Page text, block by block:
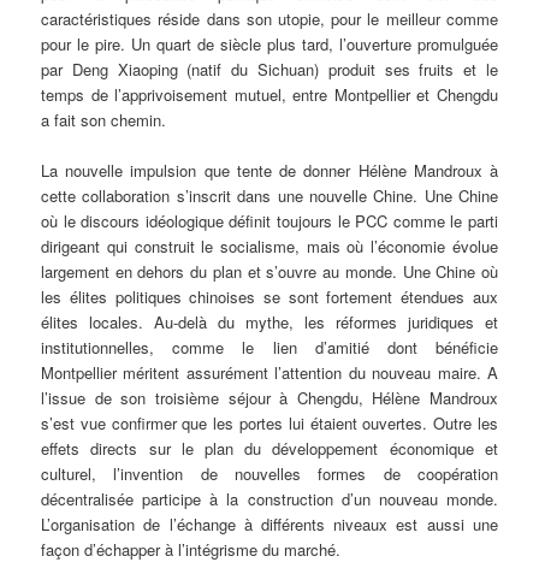
caractéristiques réside dans son utopie, pour le meilleur comme
pour le pire. Un quart de siècle plus tard, l’ouverture promulguée
par Deng Xiaoping (natif du Sichuan) produit ses fruits et le
temps de l’apprivoisement mutuel, entre Montpellier et Chengdu
a fait son chemin.
La nouvelle impulsion que tente de donner Hélène Mandroux à
cette collaboration s’inscrit dans une nouvelle Chine. Une Chine
où le discours idéologique définit toujours le PCC comme le parti
dirigeant qui construit le socialisme, mais où l’économie évolue
largement en dehors du plan et s’ouvre au monde. Une Chine où
les élites politiques chinoises se sont fortement étendues aux
élites locales. Au-delà du mythe, les réformes juridiques et
institutionnelles, comme le lien d’amitié dont bénéficie
Montpellier méritent assurément l’attention du nouveau maire. A
l’issue de son troisième séjour à Chengdu, Hélène Mandroux
s’est vue confirmer que les portes lui étaient ouvertes. Outre les
effets directs sur le plan du développement économique et
culturel, l’invention de nouvelles formes de coopération
décentralisée participe à la construction d’un nouveau monde.
L’organisation de l’échange à différents niveaux est aussi une
façon d’échapper à l’intégrisme du marché.